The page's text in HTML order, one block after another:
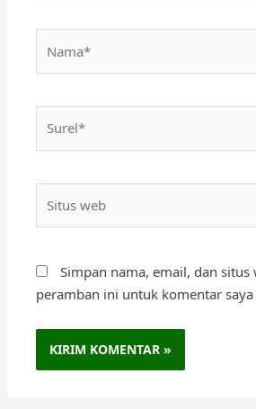
web
Simpan nama, email, dan situs
peramban ini untuk komentar